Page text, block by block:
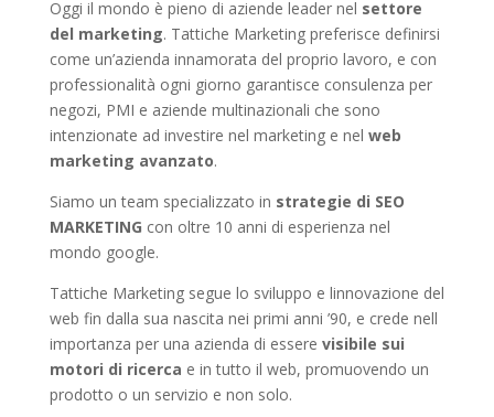
Oggi il mondo è pieno di aziende leader nel settore
del marketing. Tattiche Marketing preferisce definirsi
come un’azienda innamorata del proprio lavoro, e con
professionalità ogni giorno garantisce consulenza per
negozi, PMI e aziende multinazionali che sono
intenzionate ad investire nel marketing e nel web
marketing avanzato.
Siamo un team specializzato in strategie di SEO
MARKETING con oltre 10 anni di esperienza nel
mondo google.
Tattiche Marketing segue lo sviluppo e linnovazione del
web fin dalla sua nascita nei primi anni ’90, e crede nell
importanza per una azienda di essere visibile sui
motori di ricerca e in tutto il web, promuovendo un
prodotto o un servizio e non solo.